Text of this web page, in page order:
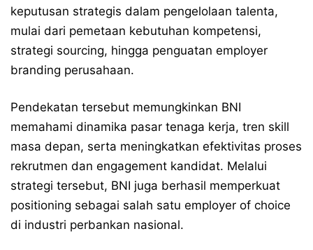
keputusan strategis dalam pengelolaan talenta,
mulai dari pemetaan kebutuhan kompetensi,
strategi sourcing, hingga penguatan employer
branding perusahaan.
Pendekatan tersebut memungkinkan BNI
memahami dinamika pasar tenaga kerja, tren skill
masa depan, serta meningkatkan efektivitas proses
rekrutmen dan engagement kandidat. Melalui
strategi tersebut, BNI juga berhasil memperkuat
positioning sebagai salah satu employer of choice
di industri perbankan nasional.